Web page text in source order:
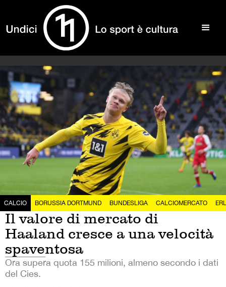
CALCIO BORUSSIA DORTMUND BUNDESLIGA CALCIOMERCATO
Il valore di mercato di
Haaland cresce a una velocità
spaventosa
Ora supera quota 155 milioni, almeno secondo i dati
del Cies.